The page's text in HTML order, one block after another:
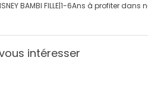
DISNEY BAMBI FILLE|1-6Ans à profiter
intéresser